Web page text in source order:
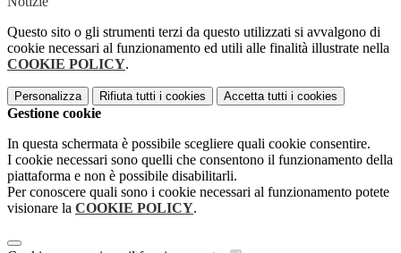
Questo sito o gli strumenti terzi da questo utilizzati si avvalgono di
cookie necessari al funzionamento ed utili alle finalità illustrate nella
COOKIE POLICY.
Personalizza Rifiuta tutti i cookies Accetta tutti i cookies
Gestione cookie
In questa schermata è possibile scegliere quali cookie consentire.
I cookie necessari sono quelli che consentono il funzionamento della
piattaforma e non è possibile disabilitarli.
Per conoscere quali sono i cookie necessari al funzionamento potete
visionare la COOKIE POLICY.